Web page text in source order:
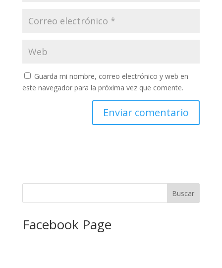
Guarda mi nombre, correo electrónico y web en
este navegador para la próxima vez que comente.
Facebook Page